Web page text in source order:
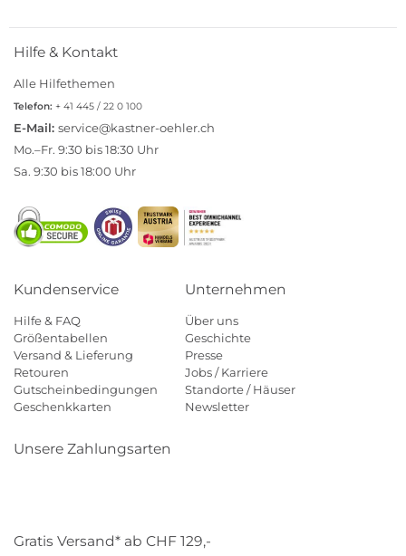
Hilfe & Kontakt
Alle Hilfethemen
Telefon: + 41 445 / 22 0 100
E-Mail: service@kastner-oehler.ch
Mo.–Fr. 9:30 bis 18:30 Uhr
Sa. 9:30 bis 18:00 Uhr
Kundenservice
Hilfe & FAQ
Größentabellen
Versand & Lieferung
Retouren
Gutscheinbedingungen
Geschenkkarten
Unternehmen
Über uns
Geschichte
Presse
Jobs / Karriere
Standorte / Häuser
Newsletter
Unsere Zahlungsarten
Gratis Versand* ab CHF 129,-